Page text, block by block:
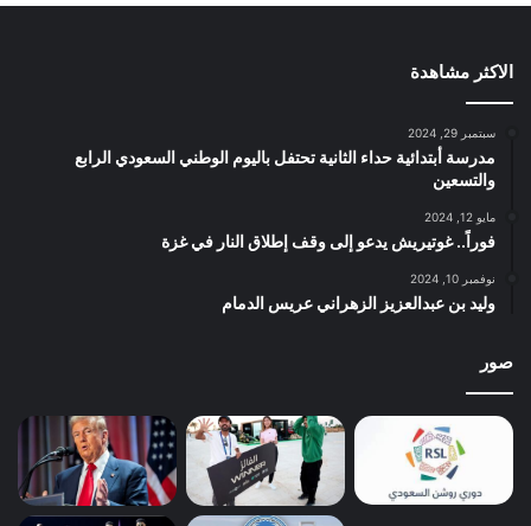
الاكثر مشاهدة
سبتمبر 29, 2024
مدرسة أبتدائية حداء الثانية تحتفل باليوم الوطني السعودي الرابع
والتسعين
مايو 12, 2024
فوراً.. غوتيريش يدعو إلى وقف إطلاق النار في غزة
نوفمبر 10, 2024
وليد بن عبدالعزيز الزهراني عريس الدمام
صور